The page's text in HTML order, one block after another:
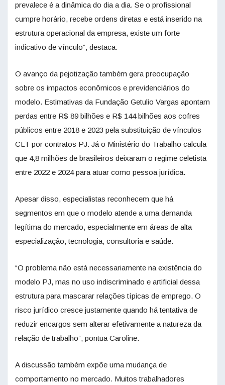
prevalece é a dinâmica do dia a dia. Se o profissional
cumpre horário, recebe ordens diretas e está inserido na
estrutura operacional da empresa, existe um forte
indicativo de vínculo”, destaca.
O avanço da pejotização também gera preocupação
sobre os impactos econômicos e previdenciários do
modelo. Estimativas da Fundação Getulio Vargas apontam
perdas entre R$ 89 bilhões e R$ 144 bilhões aos cofres
públicos entre 2018 e 2023 pela substituição de vínculos
CLT por contratos PJ. Já o Ministério do Trabalho calcula
que 4,8 milhões de brasileiros deixaram o regime celetista
entre 2022 e 2024 para atuar como pessoa jurídica.
Apesar disso, especialistas reconhecem que há
segmentos em que o modelo atende a uma demanda
legítima do mercado, especialmente em áreas de alta
especialização, tecnologia, consultoria e saúde.
“O problema não está necessariamente na existência do
modelo PJ, mas no uso indiscriminado e artificial dessa
estrutura para mascarar relações típicas de emprego. O
risco jurídico cresce justamente quando há tentativa de
reduzir encargos sem alterar efetivamente a natureza da
relação de trabalho”, pontua Caroline.
A discussão também expõe uma mudança de
comportamento no mercado. Muitos trabalhadores